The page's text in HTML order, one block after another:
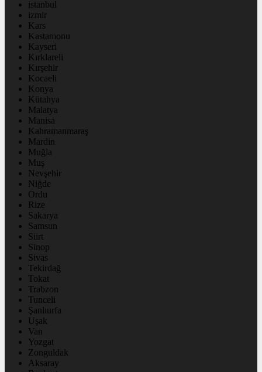
istanbul
izmir
Kars
Kastamonu
Kayseri
Kırklareli
Kırşehir
Kocaeli
Konya
Kütahya
Malatya
Manisa
Kahramanmaraş
Mardin
Muğla
Muş
Nevşehir
Niğde
Ordu
Rize
Sakarya
Samsun
Siirt
Sinop
Sivas
Tekirdağ
Tokat
Trabzon
Tunceli
Şanlıurfa
Uşak
Van
Yozgat
Zonguldak
Aksaray